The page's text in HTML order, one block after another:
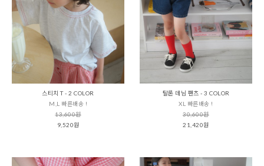
스티치 T - 2 COLOR
M,L 빠른배송 !
13,600원
9,520원
탈론 데님 팬츠 - 3 COLOR
XL 빠른배송 !
30,600원
21,420원